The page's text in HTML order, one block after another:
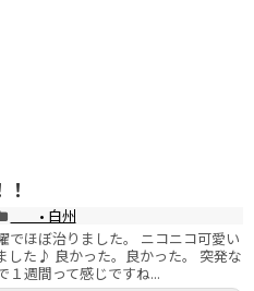
• 白州
でほぼ治りました。 ニコニコ可愛い
した♪ 良かった。良かった。 突発な
１週間って感じですね...